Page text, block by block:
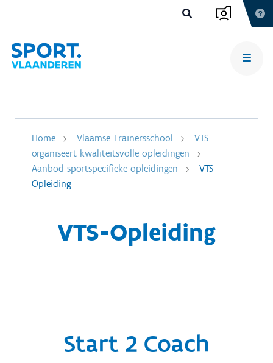
Home Vlaamse Trainersschool
VTS
organiseert kwaliteitsvolle opleidingen
Aanbod sportspecifieke opleidingen
VTS-
Opleiding
VTS-Opleiding